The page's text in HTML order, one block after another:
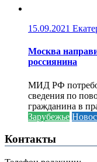
15.09.2021
Москва
россиянина
МИД РФ
сведения по
гражданина в
Зарубежье
Контакты